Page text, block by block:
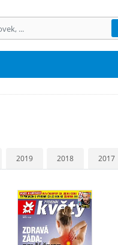
2019 2018 2017